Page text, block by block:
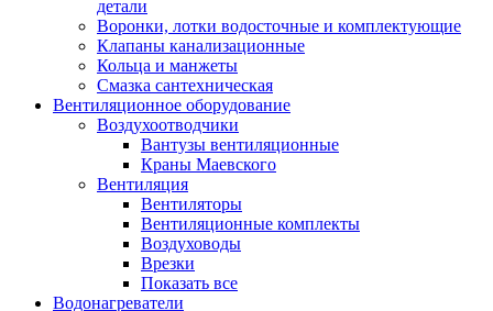
детали
Воронки, лотки водосточные и комплектующие
Клапаны канализационные
Кольца и манжеты
Смазка сантехническая
Вентиляционное оборудование
Воздухоотводчики
Вантузы вентиляционные
Краны Маевского
Вентиляция
Вентиляторы
Вентиляционные комплекты
Воздуховоды
Врезки
Показать все
Водонагреватели